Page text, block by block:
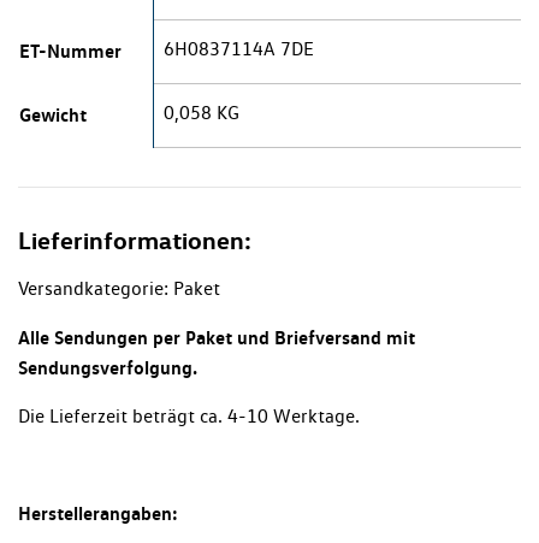
ET-Nummer 6H0837114A 7DE
Gewicht 0,058 KG
Lieferinformationen:
Versandkategorie: Paket
Alle Sendungen per Paket und Briefversand mit
Sendungsverfolgung.
Die Lieferzeit beträgt ca. 4-10 Werktage.
Herstellerangaben: